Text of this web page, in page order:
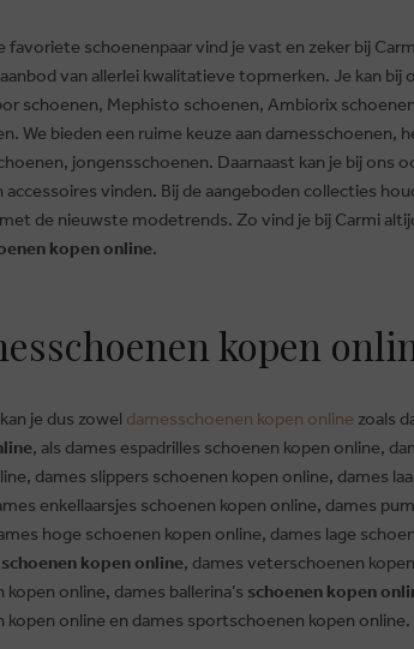
favoriete schoenenpaar vind je vast en zeker bij
van allerlei kwalitatieve topmerken. Je kan
schoenen, Mephisto schoenen, Ambiorix
We bieden een ruime keuze aan damesschoenen,
jongensschoenen. Daarnaast kan je bij ons
accessoires vinden. Bij de aangeboden collecties
de nieuwste modetrends. Zo vind je bij Carmi
kopen online.
kopen
je dus zowel damesschoenen kopen online zoals
, als dames espadrilles schoenen kopen online,
dames slippers schoenen kopen online, dames
enkellaarsjes schoenen kopen online, dames
hoge schoenen kopen online, dames lage
schoenen kopen online, dames veterschoenen
kopen online, dames ballerina’s schoenen kopen
kopen online en dames sportschoenen kopen online.